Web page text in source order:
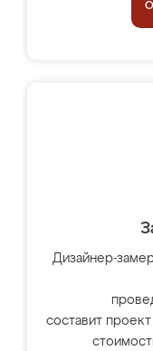
Дизайнер-
составит